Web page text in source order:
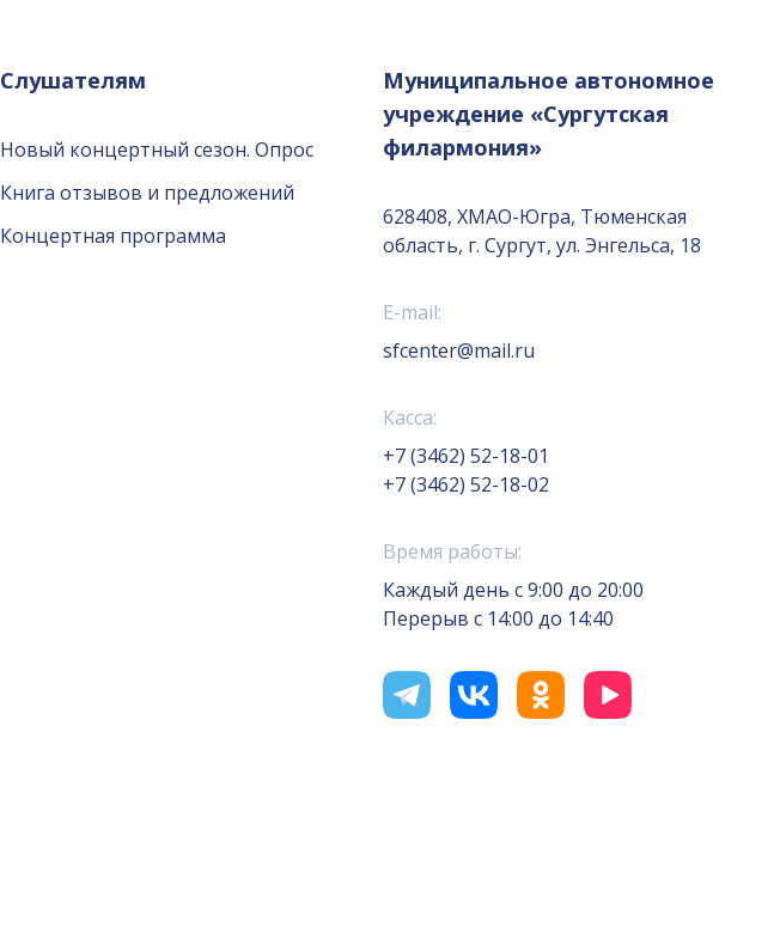
Слушателям
Новый концертный сезон. Опрос
Книга отзывов и предложений
Концертная программа
Муниципальное автономное
учреждение «Сургутская
филармония»
628408, ХМАО-Югра, Тюменская
область, г. Сургут, ул. Энгельса, 18
E-mail:
sfcenter@mail.ru
Касса:
+7 (3462) 52-18-01
+7 (3462) 52-18-02
Время работы:
Каждый день с 9:00 до 20:00
Перерыв с 14:00 до 14:40